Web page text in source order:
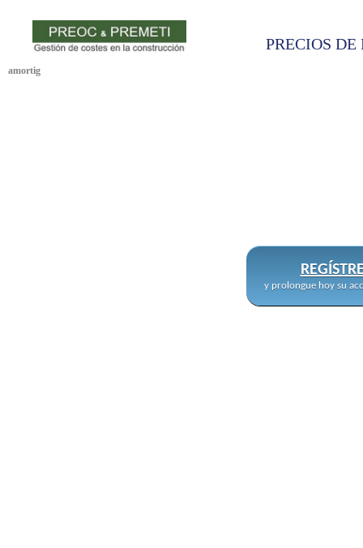
PRECIOS
amortig
y prolongue hoy su